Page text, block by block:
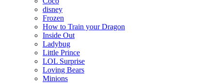
disney
Frozen
How to Train your Dragon
Inside Out
Ladybug
Little Prince
LOL Surprise
Loving Bears
Minions